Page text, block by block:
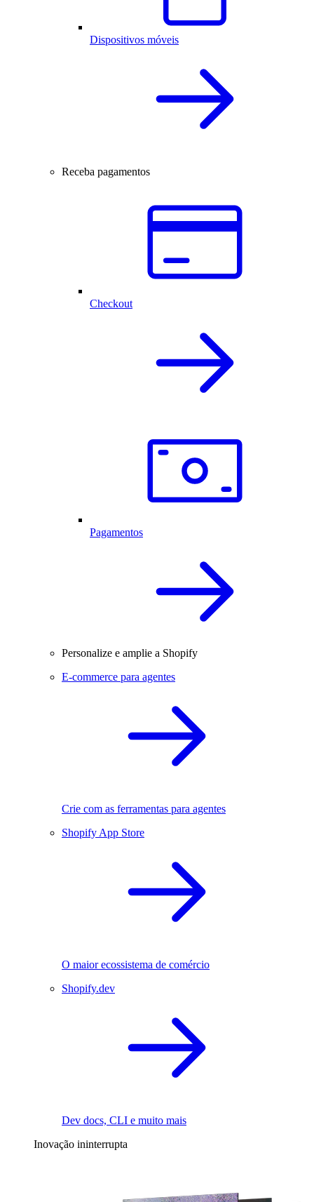
Dispositivos móveis
Receba pagamentos
Checkout
Pagamentos
Personalize e amplie a Shopify
E-commerce para agentes
Crie com as ferramentas para agentes
Shopify App Store
O maior ecossistema de comércio
Shopify.dev
Dev docs, CLI e muito mais
Inovação ininterrupta